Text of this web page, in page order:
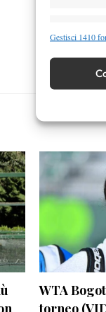
Funzionalità
Identificare i
Erogare e
Gestisci 1410
WTA
torneo